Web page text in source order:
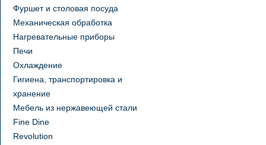
Фуршет и столовая посуда
Механическая обработка
Нагревательные приборы
Печи
Охлаждение
Гигиена, транспортировка и
хранение
Мебель из нержавеющей стали
Fine Dine
Revolution